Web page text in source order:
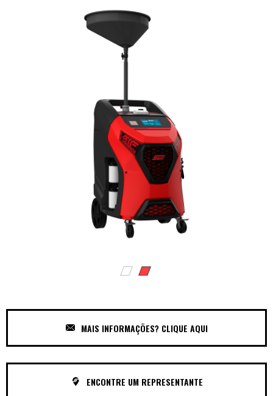
MAIS INFORMAÇÕES? CLIQUE AQUI
ENCONTRE UM REPRESENTANTE